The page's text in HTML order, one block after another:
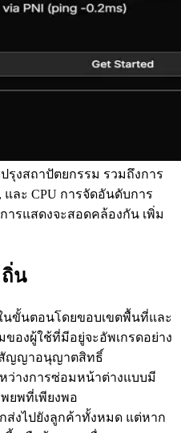
งสถาปัตยกรรม รวมถึงการ
และ CPU การจัดอันดับการ
ารแสดงจะสอดคล้องกัน เพิ่ม
ถิ่น
นขั้นตอนโดยขอบเขตพื้นที่และ
องผู้ใช้ที่มีอยู่จะอัพเกรดอย่าง
สัญญาอนุญาตสิทธิ์
ว่างการซ่อมหน้าต่างแบบมี
ยพที่เพียงพอ
ส่งไปยังลูกค้าทั้งหมด แต่หาก